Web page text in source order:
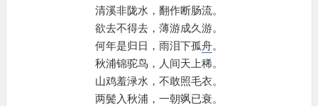
清溪非陇水， 翻作断肠流。
欲去不得去， 薄游成久游。
何年是归日， 雨泪下孤舟。
秋浦锦驼鸟， 人间天上稀。
山鸡羞渌水， 不敢照毛衣。
两鬓入秋浦， 一朝飒已衰。